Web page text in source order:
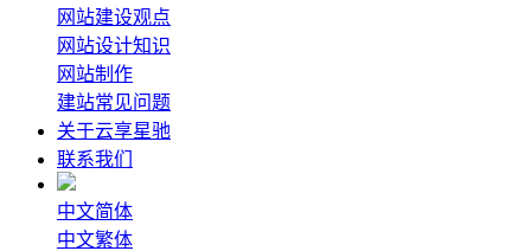
网站建设观点
网站设计知识
网站制作
建站常见问题
关于云享星驰
联系我们
中文简体
中文繁体